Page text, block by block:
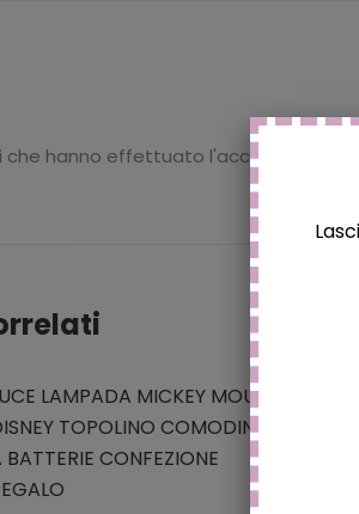
che hanno effettuato l'accesso ed
LAMPADA MICKEY MOUSE
TOPOLINO COMODINO
BATTERIE CONFEZIONE